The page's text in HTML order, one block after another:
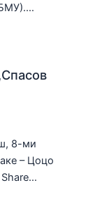
8-ми
– Цоцо